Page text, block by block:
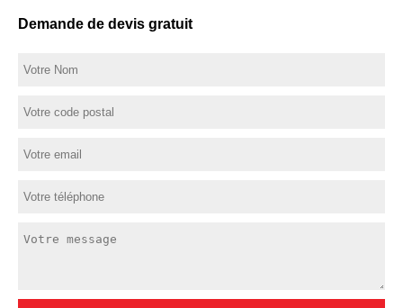
Demande de devis gratuit